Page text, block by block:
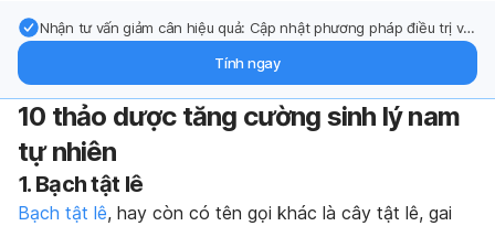
Nhận tư vấn giảm cân hiệu quả: Cập nhật phương pháp điều trị và
Tính ngay
10 thảo dược tăng cường sinh lý nam
tự nhiên
1. Bạch tật lê
Bạch tật lê, hay còn có tên gọi khác là cây tật lê, gai